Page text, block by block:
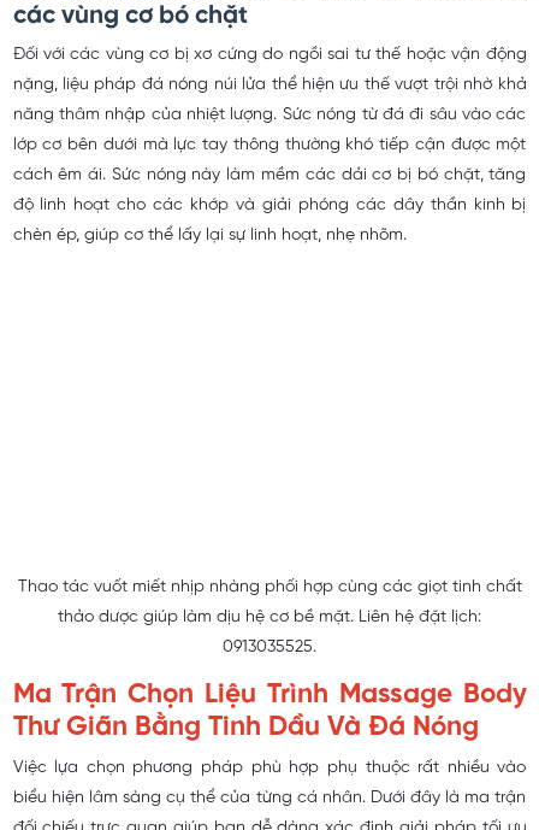
các vùng cơ bó chặt
Đối với các vùng cơ bị xơ cứng do ngồi sai tư thế hoặc vận động
nặng, liệu pháp đá nóng núi lửa thể hiện ưu thế vượt trội nhờ khả
năng thâm nhập của nhiệt lượng. Sức nóng từ đá đi sâu vào các
lớp cơ bên dưới mà lực tay thông thường khó tiếp cận được một
cách êm ái. Sức nóng này làm mềm các dải cơ bị bó chặt, tăng
độ linh hoạt cho các khớp và giải phóng các dây thần kinh bị
chèn ép, giúp cơ thể lấy lại sự linh hoạt, nhẹ nhõm.
Thao tác vuốt miết nhịp nhàng phối hợp cùng các giọt tinh chất
thảo dược giúp làm dịu hệ cơ bề mặt. Liên hệ đặt lịch:
0913035525.
Ma Trận Chọn Liệu Trình Massage Body
Thư Giãn Bằng Tinh Dầu Và Đá Nóng
Việc lựa chọn phương pháp phù hợp phụ thuộc rất nhiều vào
biểu hiện lâm sàng cụ thể của từng cá nhân. Dưới đây là ma trận